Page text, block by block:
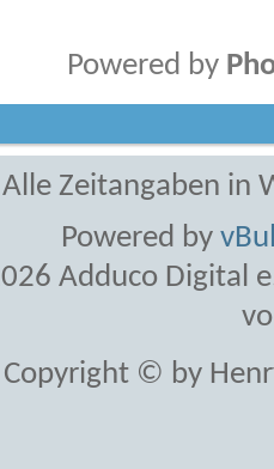
Powered by
Alle Zeitangaben in
Powered by
Adduco Digital
Copyright © by